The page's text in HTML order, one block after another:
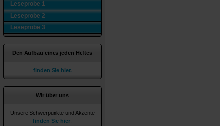
Leseprobe 1
Leseprobe 2
Leseprobe 3
Den Aufbau eines jeden Heftes
finden Sie hier.
Wir über uns
Unsere Schwerpunkte und Akzente
finden Sie hier